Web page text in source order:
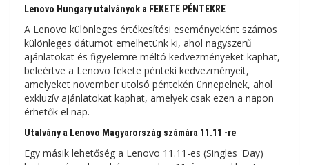
Lenovo Hungary utalványok a FEKETE PÉNTEKRE
A Lenovo különleges értékesítési eseményeként számos
különleges dátumot emelhetünk ki, ahol nagyszerű
ajánlatokat és figyelemre méltó kedvezményeket kaphat,
beleértve a Lenovo fekete pénteki kedvezményeit,
amelyeket november utolsó péntekén ünnepelnek, ahol
exkluzív ajánlatokat kaphat, amelyek csak ezen a napon
érhetők el nap.
Utalvány a Lenovo Magyarország számára 11.11 -re
Egy másik lehetőség a Lenovo 11.11-es (Singles 'Day)